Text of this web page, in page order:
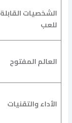
الشخصيات القابلة
للعب
العالم المفتوح
الأداء والتقنيات